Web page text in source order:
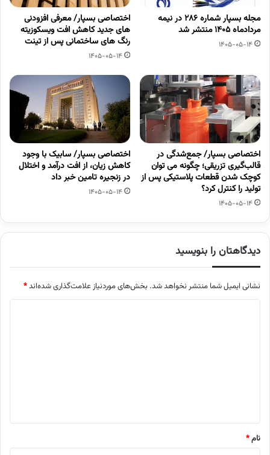
مجله بسپار شماره 286 در نیمه
مردادماه 1405 منتشر شد
1405-05-14
اختصاصی بسپار/ معرفی افزودنی
های جدید کاهش افت ویسکوزیته
رنگ های ساختمانی پس از تینت
1405-05-14
اختصاصی بسپار/ جمع‌شدگی در
قالب‌گیری تزریقی؛ چگونه می توان
کوچک شدن قطعات پلاستیکی پس از
تولید را کنترل کرد؟
1405-05-14
اختصاصی بسپار/ سابیک با وجود
کاهش زیان، از افت درآمد و اختلال
در زنجیره تامین خبر داد
1405-05-14
دیدگاهتان را بنویسید
نشانی ایمیل شما منتشر نخواهد شد. بخش‌های موردنیاز علامت‌گذاری شده‌اند*
نام*